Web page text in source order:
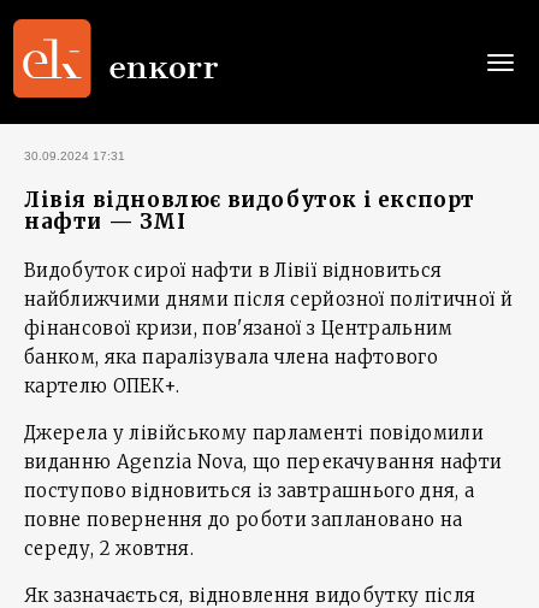
30.09.2024 17:31
Лівія відновлює видобуток і експорт
нафти — ЗМІ
Видобуток сирої нафти в Лівії відновиться
найближчими днями після серйозної політичної й
фінансової кризи, пов'язаної з Центральним
банком, яка паралізувала члена нафтового
картелю ОПЕК+.
Джерела у лівійському парламенті повідомили
виданню Agenzia Nova, що перекачування нафти
поступово відновиться із завтрашнього дня, а
повне повернення до роботи заплановано на
середу, 2 жовтня.
Як зазначається, відновлення видобутку після